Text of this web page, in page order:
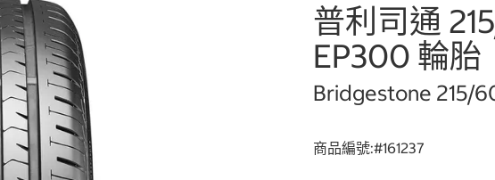
普利司通
EP300 輪胎
Bridgestone 215/
商品編號:#161237